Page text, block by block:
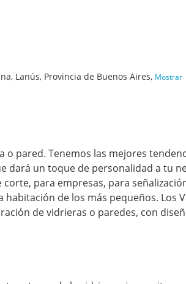
Lanús, Provincia de Buenos Aires, Mostrar
pared. Tenemos las mejores
dará un toque de personalidad a tu
para empresas, para
de los más pequeños. Los
de vidrieras o paredes, con